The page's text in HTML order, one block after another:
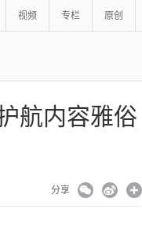
视频 专栏 原创
航内容雅俗
分享